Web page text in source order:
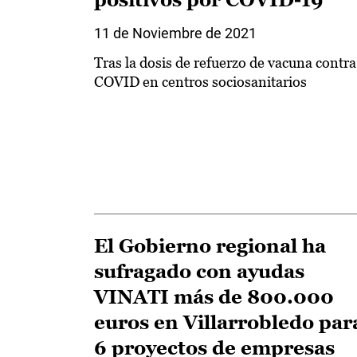
11 de Noviembre de 2021
Tras la dosis de refuerzo de vacuna
COVID en centros sociosanitarios
El Gobierno regional ha
sufragado con ayudas
VINATI más de 800.000
euros en Villarrobledo
6 proyectos de empresas